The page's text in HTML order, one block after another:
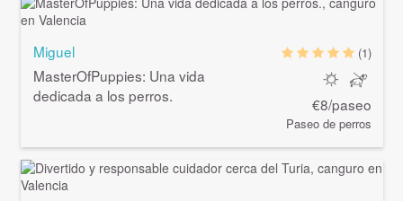
Miguel
MasterOfPuppies: Una vida
dedicada a los perros.
(1)
€8/paseo
Paseo de perros